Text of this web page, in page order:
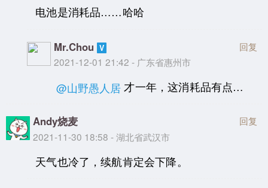
电池是消耗品……哈哈
Mr.Chou
2021-12-01 21:42 - 广东省惠州市
回复
@山野愚人居 才一年，这消耗品有点…
Andy烧麦
2021-11-30 18:58 - 湖北省武汉市
回复
天气也冷了，续航肯定会下降。